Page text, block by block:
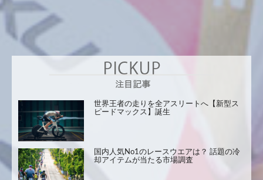
世界王者の走りを全アスリートへ【新型ス
ピードマックス】誕生
国内人気No1のレースウエアは？ 話題の冷
却アイテムが当たる市場調査